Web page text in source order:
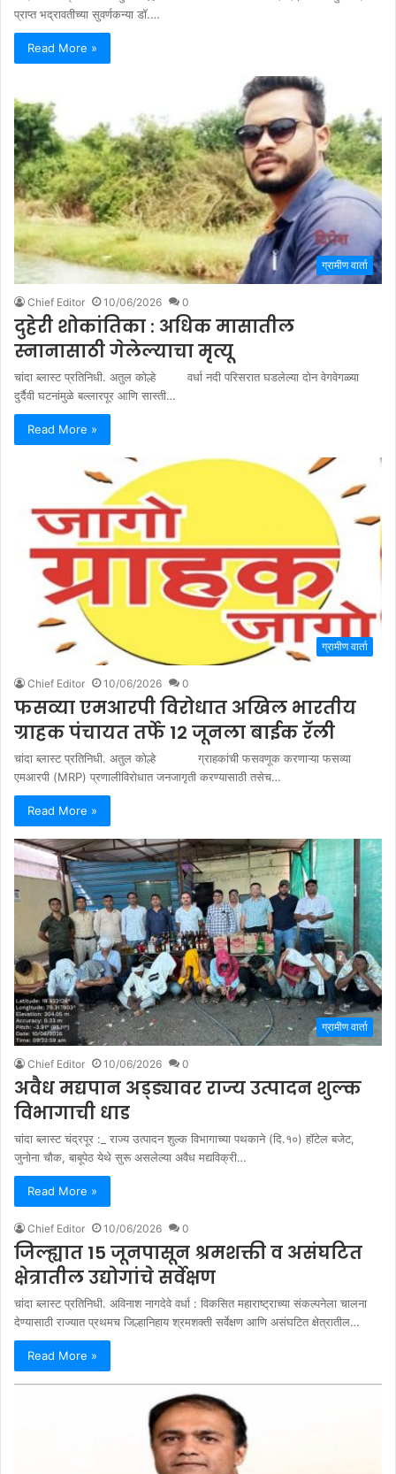
प्राप्त भद्रावतीच्या सुवर्णकन्या डॉ.…
Read More »
ग्रामीण वार्ता
Chief Editor 10/06/2026 0
दुहेरी शोकांतिका : अधिक मासातील
स्नानासाठी गेलेल्याचा मृत्यू
चांदा ब्लास्ट प्रतिनिधी. अतुल कोल्हे वर्धा नदी परिसरात घडलेल्या दोन वेगवेगळ्या
दुर्दैवी घटनांमुळे बल्लारपूर आणि सास्ती…
Read More »
ग्रामीण वार्ता
Chief Editor 10/06/2026 0
फसव्या एमआरपी विरोधात अखिल भारतीय
ग्राहक पंचायत तर्फे 12 जूनला बाईक रॅली
चांदा ब्लास्ट प्रतिनिधी. अतुल कोल्हे ग्राहकांची फसवणूक करणाऱ्या फसव्या
एमआरपी (MRP) प्रणालीविरोधात जनजागृती करण्यासाठी तसेच…
Read More »
ग्रामीण वार्ता
Chief Editor 10/06/2026 0
अवैध मद्यपान अड्ड्यावर राज्य उत्पादन शुल्क
विभागाची धाड
चांदा ब्लास्ट चंद्रपूर :_ राज्य उत्पादन शुल्क विभागाच्या पथकाने (दि.१०) हॉटेल बजेट,
जुनोना चौक, बाबूपेठ येथे सुरू असलेल्या अवैध मद्यविक्री…
Read More »
Chief Editor 10/06/2026 0
जिल्ह्यात 15 जूनपासून श्रमशक्ती व असंघटित
क्षेत्रातील उद्योगांचे सर्वेक्षण
चांदा ब्लास्ट प्रतिनिधी. अविनाश नागदेवे वर्धा : विकसित महाराष्ट्राच्या संकल्पनेला चालना
देण्यासाठी राज्यात प्रथमच जिल्हानिहाय श्रमशक्ती सर्वेक्षण आणि असंघटित क्षेत्रातील…
Read More »